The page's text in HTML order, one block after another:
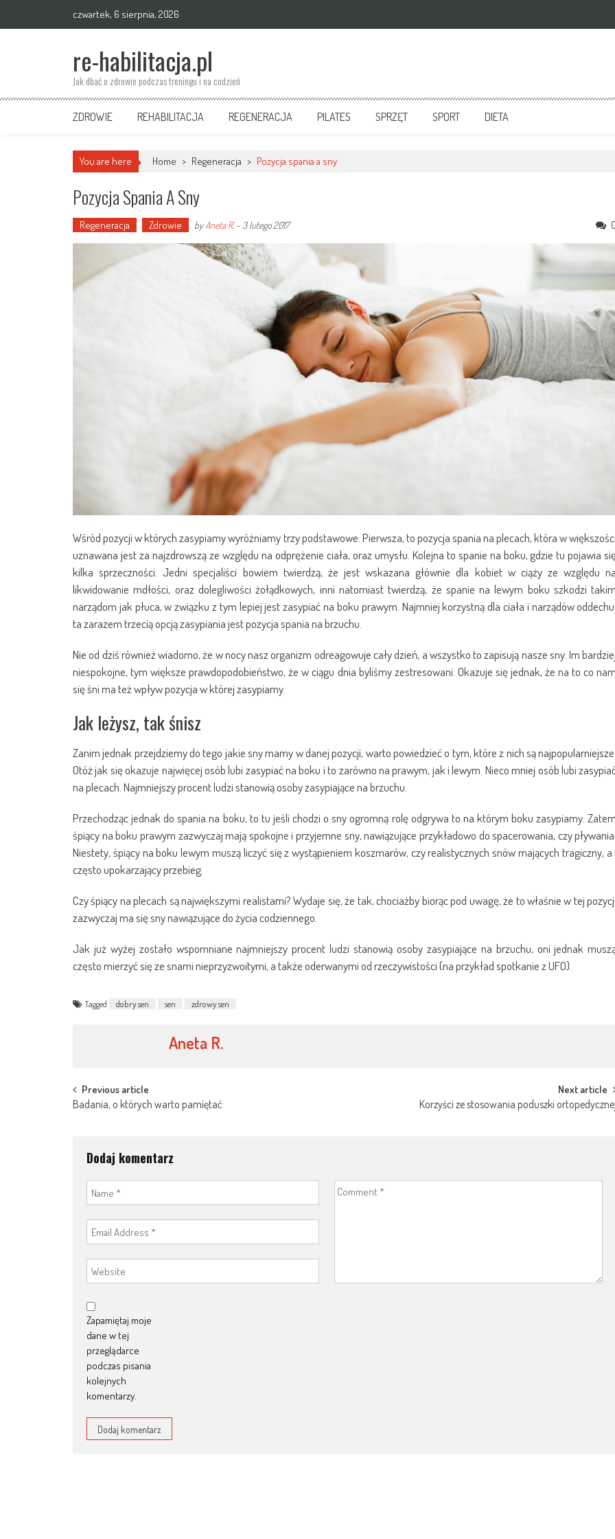
czwartek, 6 sierpnia, 2026
re-habilitacja.pl
Jak dbać o zdrowie podczas treningu i na codzień
ZDROWIE REHABILITACJA REGENERACJA PILATES SPRZĘT SPORT DIETA
You are here Home > Regeneracja > Pozycja spania a sny
Pozycja Spania A Sny
Regeneracja Zdrowie byAneta R. - 3 lutego 2017
Wśród pozycji w których zasypiamy wyróżniamy trzy podstawowe. Pierwsza, to pozycja spania na plecach, która w
uznawana jest za najzdrowszą ze względu na odprężenie ciała, oraz umysłu. Kolejna to spanie na boku, gdzie tu pojawia
kilka sprzeczności. Jedni specjaliści bowiem twierdzą, że jest wskazana głównie dla kobiet w ciąży ze względu
likwidowanie mdłości, oraz dolegliwości żołądkowych, inni natomiast twierdzą, że spanie na lewym boku szkodzi
narządom jak płuca, w związku z tym lepiej jest zasypiać na boku prawym. Najmniej korzystną dla ciała i narządów
ta zarazem trzecią opcją zasypiania jest pozycja spania na brzuchu.
Nie od dziś również wiadomo, że w nocy nasz organizm odreagowuje cały dzień, a wszystko to zapisują nasze sny. Im
niespokojne, tym większe prawdopodobieństwo, że w ciągu dnia byliśmy zestresowani. Okazuje się jednak, że na to co
się śni ma też wpływ pozycja w której zasypiamy.
Jak leżysz, tak śnisz
Zanim jednak przejdziemy do tego jakie sny mamy w danej pozycji, warto powiedzieć o tym, które z nich są
Otóż jak się okazuje najwięcej osób lubi zasypiać na boku i to zarówno na prawym, jak i lewym. Nieco mniej osób lubi
na plecach. Najmniejszy procent ludzi stanowią osoby zasypiające na brzuchu.
Przechodząc jednak do spania na boku, to tu jeśli chodzi o sny ogromną rolę odgrywa to na którym boku zasypiamy.
śpiący na boku prawym zazwyczaj mają spokojne i przyjemne sny, nawiązujące przykładowo do spacerowania, czy
Niestety, śpiący na boku lewym muszą liczyć się z wystąpieniem koszmarów, czy realistycznych snów mających tragiczny, a
często upokarzający przebieg.
Czy śpiący na plecach są największymi realistami? Wydaje się, że tak, chociażby biorąc pod uwagę, że to właśnie w tej
zazwyczaj ma się sny nawiązujące do życia codziennego.
Jak już wyżej zostało wspomniane najmniejszy procent ludzi stanowią osoby zasypiające na brzuchu, oni jednak
często mierzyć się ze snami nieprzyzwoitymi, a także oderwanymi od rzeczywistości (na przykład spotkanie z UFO).
Tagged dobry sen sen zdrowy sen
Aneta R.
Post
navigation
Previous article
Badania, o których warto pamiętać
Next article
Korzyści ze stosowania poduszki
Dodaj komentarz
Zapamiętaj moje
dane w tej
przeglądarce
podczas pisania
kolejnych
komentarzy.